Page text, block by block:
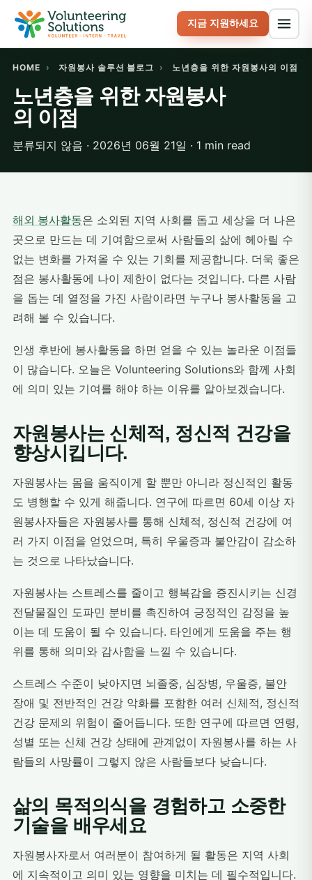
지금 지원하세요
HOME › 자원봉사 솔루션 블로그 › 노년층을 위한 자원봉사의 이점
노년층을 위한 자원봉사
의 이점
분류되지 않음 · 2026년 06월 21일 · 1 min read
해외 봉사활동은 소외된 지역 사회를 돕고 세상을 더 나은
곳으로 만드는 데 기여함으로써 사람들의 삶에 헤아릴 수
없는 변화를 가져올 수 있는 기회를 제공합니다. 더욱 좋은
점은 봉사활동에 나이 제한이 없다는 것입니다. 다른 사람
을 돕는 데 열정을 가진 사람이라면 누구나 봉사활동을 고
려해 볼 수 있습니다.
인생 후반에 봉사활동을 하면 얻을 수 있는 놀라운 이점들
이 많습니다. 오늘은 Volunteering Solutions와 함께 사회
에 의미 있는 기여를 해야 하는 이유를 알아보겠습니다.
자원봉사는 신체적, 정신적 건강을
향상시킵니다.
자원봉사는 몸을 움직이게 할 뿐만 아니라 정신적인 활동
도 병행할 수 있게 해줍니다. 연구에 따르면 60세 이상 자
원봉사자들은 자원봉사를 통해 신체적, 정신적 건강에 여
러 가지 이점을 얻었으며, 특히 우울증과 불안감이 감소하
는 것으로 나타났습니다.
자원봉사는 스트레스를 줄이고 행복감을 증진시키는 신경
전달물질인 도파민 분비를 촉진하여 긍정적인 감정을 높
이는 데 도움이 될 수 있습니다. 타인에게 도움을 주는 행
위를 통해 의미와 감사함을 느낄 수 있습니다.
스트레스 수준이 낮아지면 뇌졸중, 심장병, 우울증, 불안
장애 및 전반적인 건강 악화를 포함한 여러 신체적, 정신적
건강 문제의 위험이 줄어듭니다. 또한 연구에 따르면 연령,
성별 또는 신체 건강 상태에 관계없이 자원봉사를 하는 사
람들의 사망률이 그렇지 않은 사람들보다 낮습니다.
삶의 목적의식을 경험하고 소중한
기술을 배우세요
자원봉사자로서 여러분이 참여하게 될 활동은 지역 사회
에 지속적이고 의미 있는 영향을 미치는 데 필수적입니다.